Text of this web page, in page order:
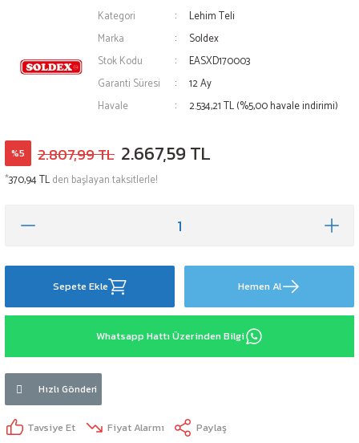
Kategori
Lehim Teli
Marka
Soldex
Stok Kodu
EASXD170003
Garanti Süresi
12 Ay
Havale
2.534,21 TL (%5,00 havale indirimi)
%5 2.807,99 TL 2.667,59 TL
*370,94 TLden başlayan taksitlerle!
Sepete Ekle Hemen Al
Whatsapp Hattı Üzerinden Bilgi
Hızlı Gönderi
Tavsiye Et Fiyat Alarmı Paylaş